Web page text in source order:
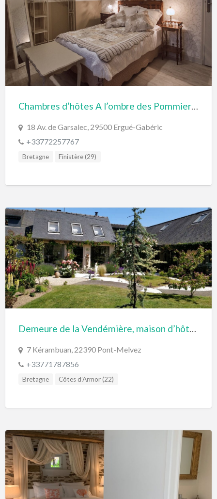
Chambres d’hôtes A l’ombre des Pommiers (Ergué-Gabéric, Finistère)
18 Av. de Garsalec, 29500 Ergué-Gabéric
+33772257767
Bretagne Finistère (29)
Demeure de la Vendémière, maison d’hôtes atypique au cœur de la Bretagne authentique
7 Kérambuan, 22390 Pont-Melvez
+33771787856
Bretagne Côtes d’Armor (22)